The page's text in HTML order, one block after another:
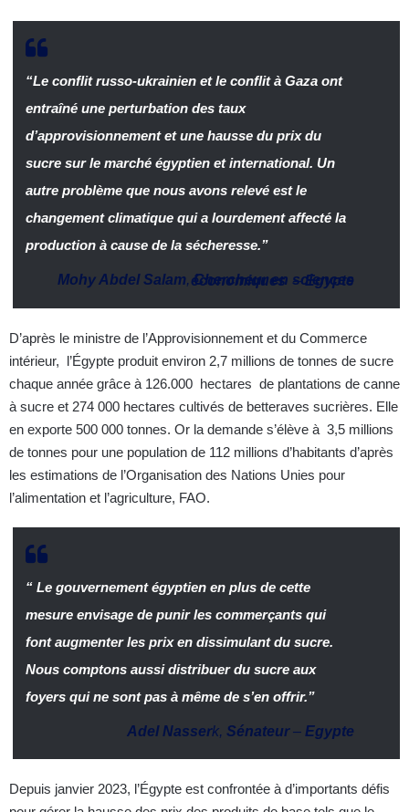
“Le conflit russo-ukrainien et le conflit à Gaza ont
entraîné une perturbation des taux
d’approvisionnement et une hausse du prix du
sucre sur le marché égyptien et international. Un
autre problème que nous avons relevé est le
changement climatique qui a lourdement affecté la
production à cause de la sécheresse.”
Mohy Abdel Salam,Chercheur en sciences économiques –Egypte
D’après le ministre de l’Approvisionnement et du Commerce
intérieur, l’Égypte produit environ 2,7 millions de tonnes de sucre
chaque année grâce à 126.000 hectares de plantations de canne
à sucre et 274 000 hectares cultivés de betteraves sucrières. Elle
en exporte 500 000 tonnes. Or la demande s’élève à 3,5 millions
de tonnes pour une population de 112 millions d’habitants d’après
les estimations de l’Organisation des Nations Unies pour
l’alimentation et l’agriculture, FAO.
“ Le gouvernement égyptien en plus de cette
mesure envisage de punir les commerçants qui
font augmenter les prix en dissimulant du sucre.
Nous comptons aussi distribuer du sucre aux
foyers qui ne sont pas à même de s’en offrir.”
Adel Nasserk, Sénateur– Egypte
Depuis janvier 2023, l’Égypte est confrontée à d’importants défis